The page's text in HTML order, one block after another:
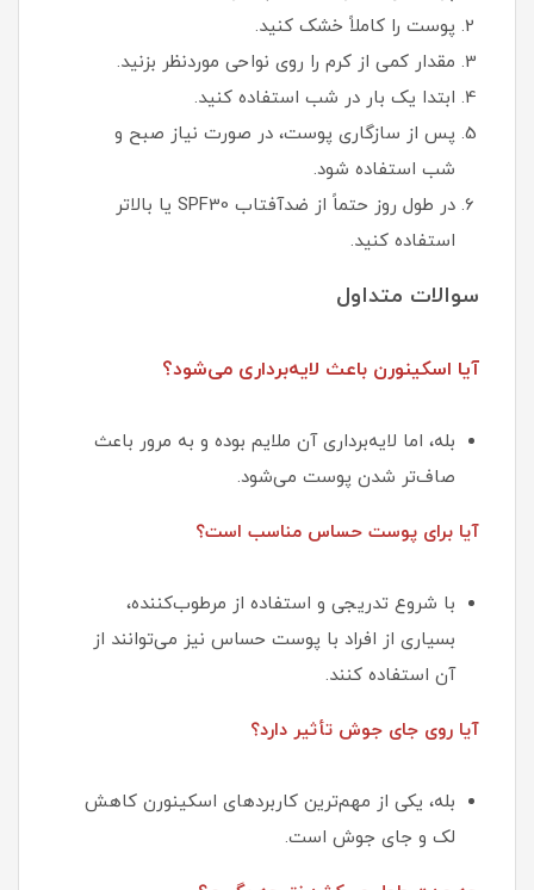
پوست را کاملاً خشک کنید.
مقدار کمی از کرم را روی نواحی موردنظر بزنید.
ابتدا یک بار در شب استفاده کنید.
پس از سازگاری پوست، در صورت نیاز صبح و
شب استفاده شود.
در طول روز حتماً از ضدآفتاب SPF30 یا بالاتر
استفاده کنید.
سوالات متداول
آیا اسکینورن باعث لایه‌برداری می‌شود؟
بله، اما لایه‌برداری آن ملایم بوده و به مرور باعث
صاف‌تر شدن پوست می‌شود.
آیا برای پوست حساس مناسب است؟
با شروع تدریجی و استفاده از مرطوب‌کننده،
بسیاری از افراد با پوست حساس نیز می‌توانند از
آن استفاده کنند.
آیا روی جای جوش تأثیر دارد؟
بله، یکی از مهم‌ترین کاربردهای اسکینورن کاهش
لک و جای جوش است.